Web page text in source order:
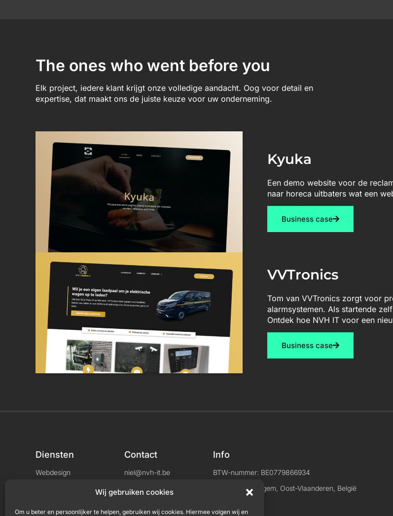
Wij gebruiken cookies
Om u beter en persoonlijker te helpen, gebruiken wij cookies. Hiermee volgen wij en
The ones who went before you
Elk project, iedere klant krijgt onze volledige aandacht. Oog voor detail en
expertise, dat maakt ons de juiste keuze voor uw onderneming.
Kyuka
Een demo website voor de
naar horeca uitbaters wat een
Business case
VVTronics
Tom van VVTronics zorgt voor
alarmsystemen. Als startende
Ontdek hoe NVH IT voor een
Business case
Diensten
Webdesign
Contact
niel@nvh-it.be
+32 456 04 33 71
Info
BTW-nummer: BE0779866934
Locatie: Maldegem, Oost-Vlaanderen, België